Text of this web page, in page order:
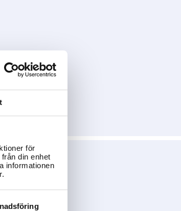
för
din enhet
informationen